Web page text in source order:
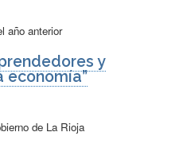
año anterior
y
economía”
de La Rioja